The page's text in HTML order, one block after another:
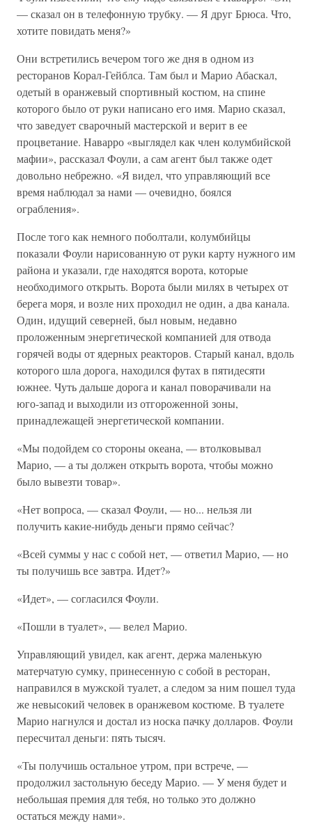
— сказал он в телефонную трубку. — Я друг Брюса. Что,
хотите повидать меня?»
Они встретились вечером того же дня в одном из
ресторанов Корал-Гейблса. Там был и Марио Абаскал,
одетый в оранжевый спортивный костюм, на спине
которого было от руки написано его имя. Марио сказал,
что заведует сварочный мастерской и верит в ее
процветание. Наварро «выглядел как член колумбийской
мафии», рассказал Фоули, а сам агент был также одет
довольно небрежно. «Я видел, что управляющий все
время наблюдал за нами — очевидно, боялся
ограбления».
После того как немного поболтали, колумбийцы
показали Фоули нарисованную от руки карту нужного им
района и указали, где находятся ворота, которые
необходимого открыть. Ворота были милях в четырех от
берега моря, и возле них проходил не один, а два канала.
Один, идущий северней, был новым, недавно
проложенным энергетической компанией для отвода
горячей воды от ядерных реакторов. Старый канал, вдоль
которого шла дорога, находился футах в пятидесяти
южнее. Чуть дальше дорога и канал поворачивали на
юго-запад и выходили из отгороженной зоны,
принадлежащей энергетической компании.
«Мы подойдем со стороны океана, — втолковывал
Марио, — а ты должен открыть ворота, чтобы можно
было вывезти товар».
«Нет вопроса, — сказал Фоули, — но... нельзя ли
получить какие-нибудь деньги прямо сейчас?
«Всей суммы у нас с собой нет, — ответил Марио, — но
ты получишь все завтра. Идет?»
«Идет», — согласился Фоули.
«Пошли в туалет», — велел Марио.
Управляющий увидел, как агент, держа маленькую
матерчатую сумку, принесенную с собой в ресторан,
направился в мужской туалет, а следом за ним пошел туда
же невысокий человек в оранжевом костюме. В туалете
Марио нагнулся и достал из носка пачку долларов. Фоули
пересчитал деньги: пять тысяч.
«Ты получишь остальное утром, при встрече, —
продолжил застольную беседу Марио. — У меня будет и
небольшая премия для тебя, но только это должно
остаться между нами».